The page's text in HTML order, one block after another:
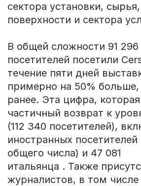
сектора установки,
поверхности и сектора
В общей сложности 91 296
посетителей посетили
течение пяти дней
примерно на 50%
ранее. Эта цифра,
частичный возврат к
(112 340 посетителей),
иностранных
общего числа) и 47 081
итальянца . Также
журналистов, в том числе